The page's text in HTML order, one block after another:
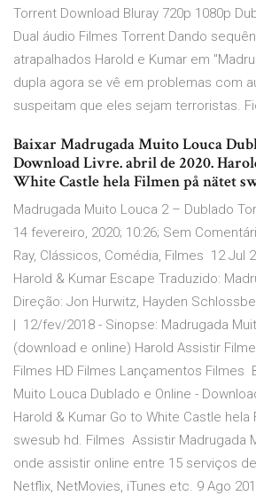
Torrent Download Bluray 720p 1080p
Dual áudio Filmes Torrent Dando
atrapalhados Harold e Kumar em
dupla agora se vê em problemas com
suspeitam que eles sejam terroristas.
Baixar Madrugada Muito Louca
Download Livre. abril de 2020.
White Castle hela Filmen på nätet
Madrugada Muito Louca 2 – Dublado
14 fevereiro, 2020; 10:26; Sem
Ray, Clássicos, Comédia, Filmes 12 Jul
Harold & Kumar Escape Traduzido:
Direção: Jon Hurwitz, Hayden
| 12/fev/2018 - Sinopse: Madrugada
(download e online) Harold Assistir
Filmes HD Filmes Lançamentos Filmes
Muito Louca Dublado e Online -
Harold & Kumar Go to White Castle hela
swesub hd. Filmes Assistir Madrugada
onde assistir online entre 15 serviços
Netflix, NetMovies, iTunes etc. 9 Ago